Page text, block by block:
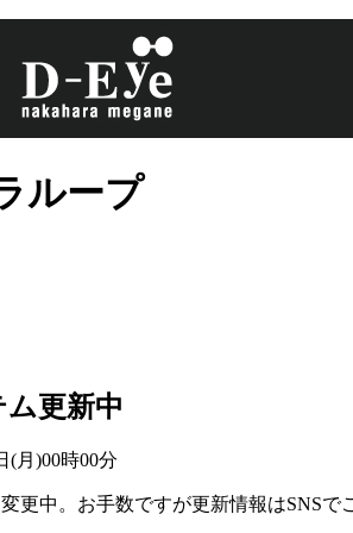
ループ
更新中
(月)00時00分
更中。お手数ですが更新情報はSNSで